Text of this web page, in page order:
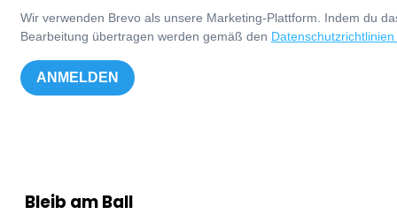
Wir verwenden Brevo als unsere Marketing-Plattform. Indem du
Bearbeitung übertragen werden gemäß den
ANMELDEN
Bleib am Ball